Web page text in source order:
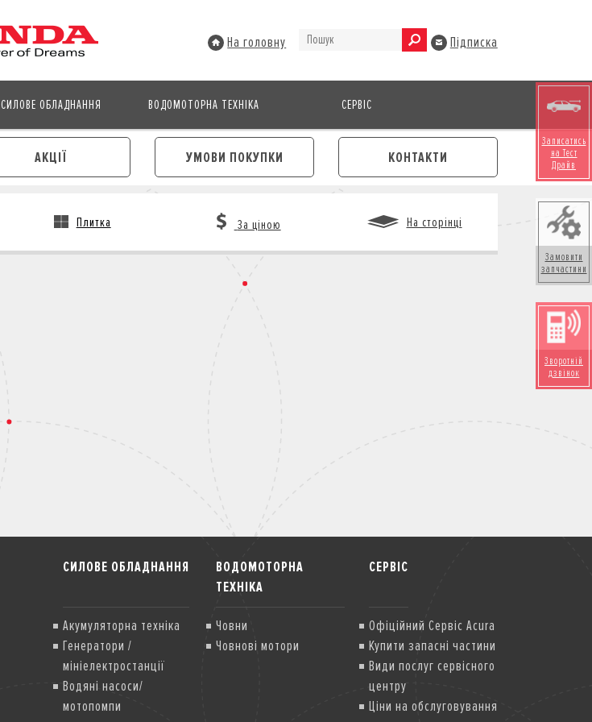
На головну Підписка
СИЛОВЕ ОБЛАДНАННЯ ВОДОМОТОРНА ТЕХНІКА СЕРВІС
АКЦІЇ УМОВИ ПОКУПКИ КОНТАКТИ
Записатись
на Тест
Драйв
Замовити
запчастини
Зворотній
дзвінок
Плитка За ціною На сторінці
СИЛОВЕ ОБЛАДНАННЯ
Акумуляторна техніка
Генератори /
мініелектростанції
Водяні насоси/
мотопомпи
ВОДОМОТОРНА
ТЕХНІКА
Човни
Човнові мотори
СЕРВІС
Офіційний Сервіс Acura
Купити запасні частини
Види послуг сервісного
центру
Ціни на обслуговування